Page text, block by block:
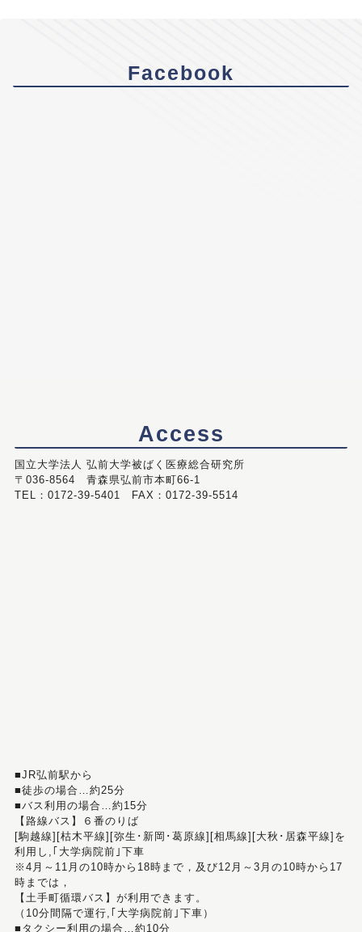
Facebook
Access
国立大学法人 弘前大学被ばく医療総合研究所
〒036-8564 青森県弘前市本町66-1
TEL：0172-39-5401 FAX：0172-39-5514
■JR弘前駅から
■徒歩の場合…約25分
■バス利用の場合…約15分
【路線バス】６番のりば
[駒越線][枯木平線][弥生･新岡･葛原線][相馬線][大秋･居森平線]を
利用し,｢大学病院前｣下車
※4月～11月の10時から18時まで，及び12月～3月の10時から17
時までは，
【土手町循環バス】が利用できます。
（10分間隔で運行,｢大学病院前｣下車）
■タクシー利用の場合…約10分